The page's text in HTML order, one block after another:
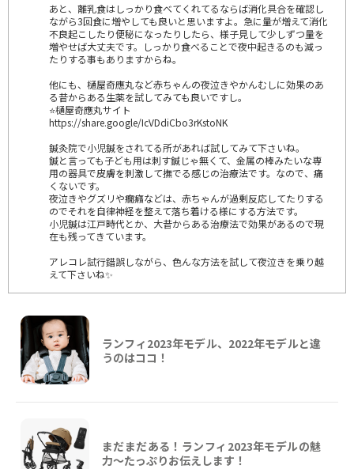
あと、離乳食はしっかり食べてくれてるならば消化具合を確認し
ながら3回食に増やしても良いと思いますよ。急に量が増えて消化
不良起こしたり便秘になったりしたら、様子見して少しずつ量を
増やせば大丈夫です。しっかり食べることで夜中起きるのも減っ
たりする事もありますからね。
他にも、樋屋奇應丸など赤ちゃんの夜泣きやかんむしに効果のあ
る昔からある生薬を試してみても良いですし。
⭐樋屋奇應丸サイト
https://share.google/IcVDdiCbo3rKstoNK
鍼灸院で小児鍼をされてる所があれば試してみて下さいね。
鍼と言っても子ども用は刺す鍼じゃ無くて、金属の棒みたいな専
用の器具で皮膚を刺激して撫でる感じの治療法です。なので、痛
くないです。
夜泣きやグズリや癇癪などは、赤ちゃんが過剰反応してたりする
のでそれを自律神経を整えて落ち着ける様にする方法です。
小児鍼は江戸時代とか、大昔からある治療法で効果があるので現
在も残ってきています。
アレコレ試行錯誤しながら、色んな方法を試して夜泣きを乗り越
えて下さいね✨
ランフィ2023年モデル、2022年モデルと違
うのはココ！
まだまだある！ランフィ2023年モデルの魅
力～たっぷりお伝えします！